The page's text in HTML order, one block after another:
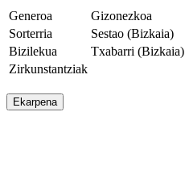
Generoa
Gizonezkoa
Sorterria
Sestao (Bizkaia)
Bizilekua
Txabarri (Bizkaia)
Zirkunstantziak